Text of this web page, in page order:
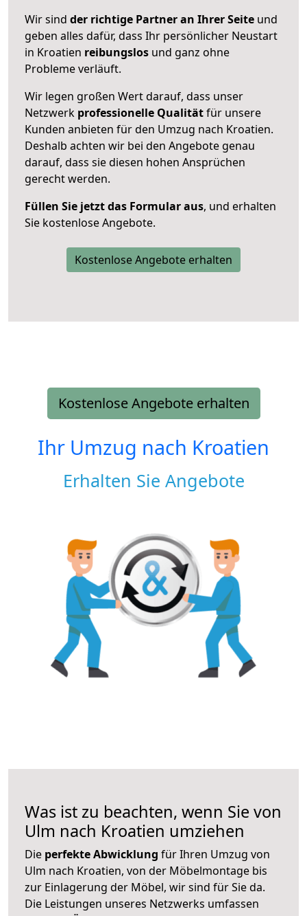
Wir sind der richtige Partner an Ihrer Seite und
geben alles dafür, dass Ihr persönlicher Neustart
in Kroatien reibungslos und ganz ohne
Probleme verläuft.
Wir legen großen Wert darauf, dass unser
Netzwerk professionelle Qualitätfür unsere
Kunden anbieten für den Umzug nach Kroatien.
Deshalb achten wir bei den Angebote genau
darauf, dass sie diesen hohen Ansprüchen
gerecht werden.
Füllen Sie jetzt das Formular aus, und erhalten
Sie kostenlose Angebote.
Kostenlose Angebote erhalten
Kostenlose Angebote erhalten
Ihr Umzug nach Kroatien
Erhalten Sie Angebote
Was ist zu beachten, wenn Sie von
Ulm nach Kroatien umziehen
Die perfekte Abwicklung für Ihren Umzug von
Ulm nach Kroatien, von der Möbelmontage bis
zur Einlagerung der Möbel, wir sind für Sie da.
Die Leistungen unseres Netzwerks umfassen